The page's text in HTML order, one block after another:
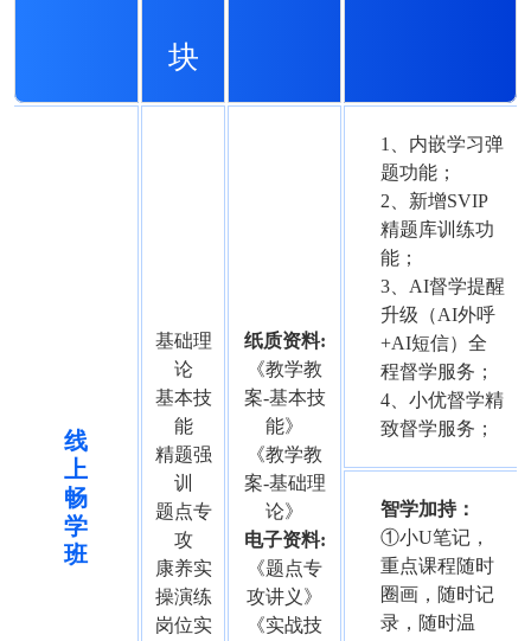
块
线
上
畅
学
班
基础理
论
基本技
能
精题强
训
题点专
攻
康养实
操演练
岗位实
纸质资料:
《教学教
案-基本技
能》
《教学教
案-基础理
论》
电子资料:
《题点专
攻讲义》
《实战技
1、内嵌学习弹
题功能；
2、新增SVIP
精题库训练功
能；
3、AI督学提醒
升级（AI外呼
+AI短信）全
程督学服务；
4、小优督学精
致督学服务；
智学加持：
①小U笔记，
重点课程随时
圈画，随时记
录，随时温